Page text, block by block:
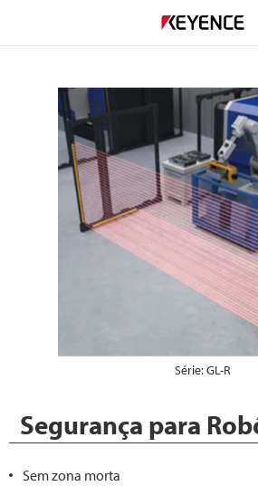
Série: GL-R
Segurança para
Sem zona morta